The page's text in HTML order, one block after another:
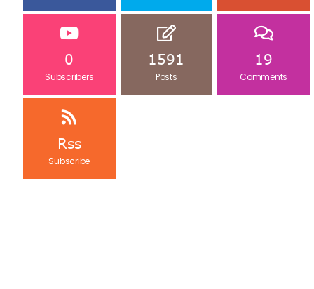
0
Subscribers
1591
Posts
19
Comments
Rss
Subscribe